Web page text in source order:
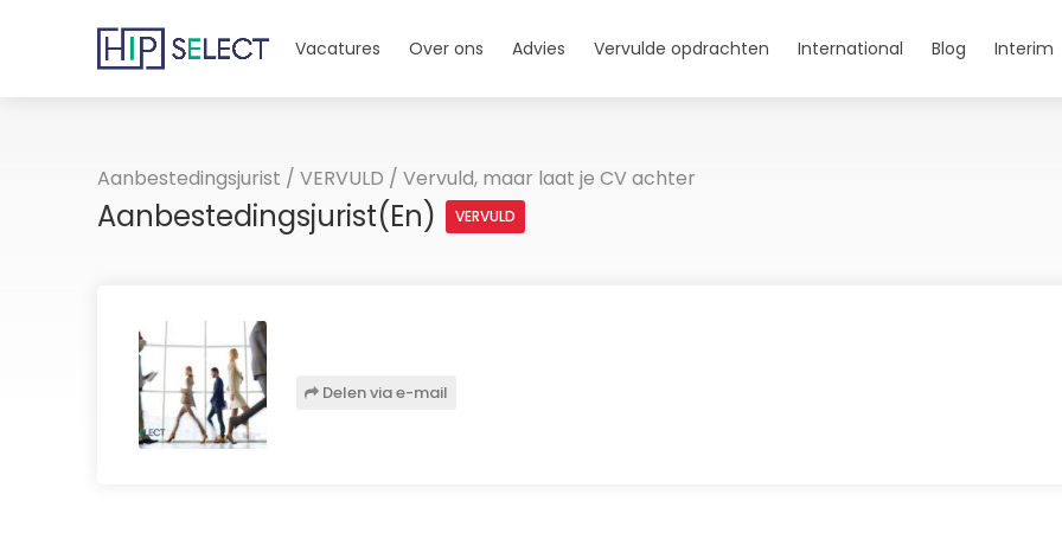
Vacatures Over ons Advies Vervulde opdrachten International Blog Interim
Aanbestedingsjurist / VERVULD / Vervuld, maar laat je CV achter
Aanbestedingsjurist(en) VERVULD
Delen via e-mail